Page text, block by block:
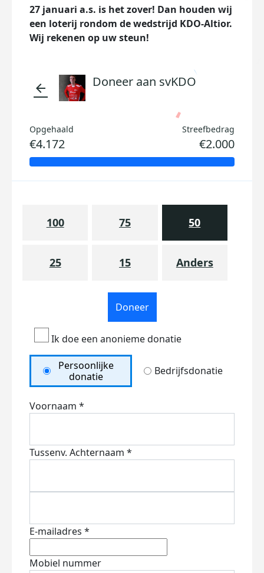
27 januari a.s. is het zover! Dan houden wij
een loterij rondom de wedstrijd KDO-Altior.
Wij rekenen op uw steun!
arrow_back Doneer aan svKDO
Opgehaald
€4.172
Streefbedrag
€2.000
100 75 50
25 15 Anders
Doneer
Ik doe een anonieme donatie
Persoonlijke
donatie
Bedrijfsdonatie
Voornaam *
Tussenv. Achternaam *
E-mailadres *
Mobiel nummer